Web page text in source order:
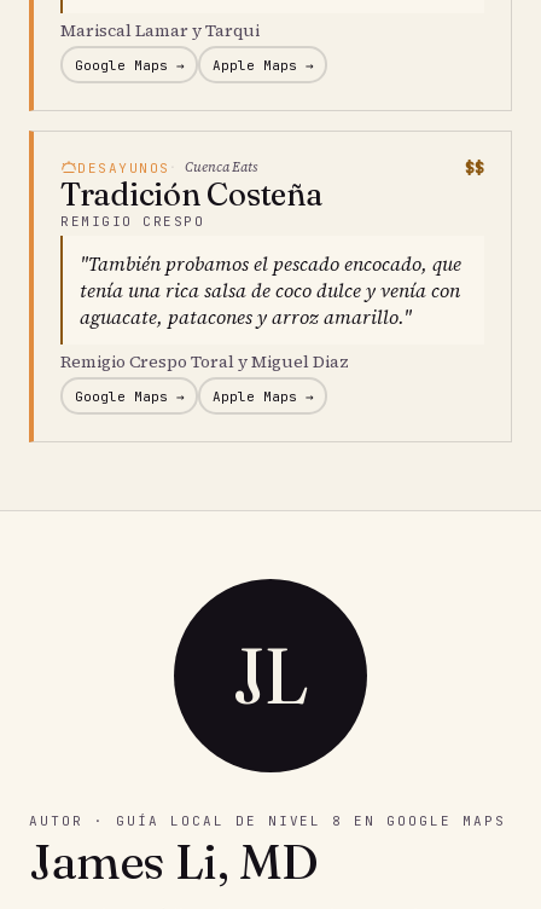
Mariscal Lamar y Tarqui
Google Maps → Apple Maps →
DESAYUNOS Cuenca Eats $$
Tradición Costeña
REMIGIO CRESPO
"También probamos el pescado encocado, que
tenía una rica salsa de coco dulce y venía con
aguacate, patacones y arroz amarillo."
Remigio Crespo Toral y Miguel Diaz
Google Maps → Apple Maps →
JL
AUTOR · GUÍA LOCAL DE NIVEL 8 EN GOOGLE MAPS
James Li, MD